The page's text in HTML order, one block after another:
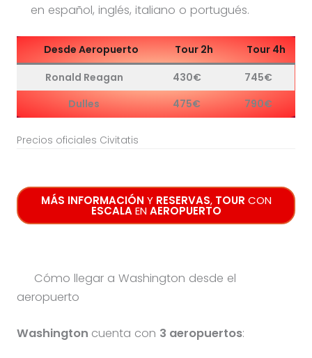
en español, inglés, italiano o portugués.
Desde Aeropuerto Tour 2h
Tour 4h
Ronald Reagan
430€
745€
Dulles
475€ 790€
Precios oficiales Civitatis
MÁS INFORMACIÓN YRESERVAS,TOUR CON
ESCALAENAEROPUERTO
Cómo llegar a Washington desde el
aeropuerto
Washington cuenta con 3 aeropuertos: